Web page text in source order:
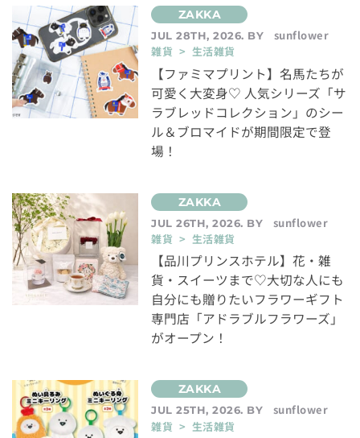
JUL 28TH, 2026. BY
sunflower
雑貨 > 生活雑貨
【ファミマプリント】名馬たちが
可愛く大変身♡ 人気シリーズ「サ
ラブレッドコレクション」のシー
ル＆ブロマイドが期間限定で登
場！
JUL 26TH, 2026. BY
sunflower
雑貨 > 生活雑貨
【品川プリンスホテル】花・雑
貨・スイーツまで♡大切な人にも
自分にも贈りたいフラワーギフト
専門店「アドラブルフラワーズ」
がオープン！
JUL 25TH, 2026. BY
sunflower
雑貨 > 生活雑貨